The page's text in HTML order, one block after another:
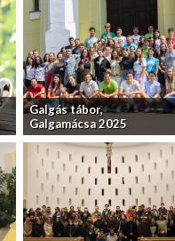
Galgás tábor,
Galgamácsa 2025